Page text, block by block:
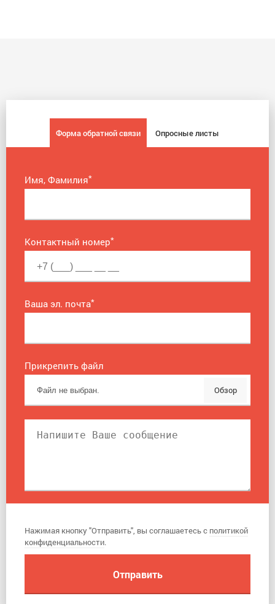
Форма обратной связи Опросные листы
Имя, Фамилия*
Контактный номер*
Ваша эл. почта*
Прикрепить файл
Обзор
Нажимая кнопку "Отправить", вы соглашаетесь с политикой
конфиденциальности.